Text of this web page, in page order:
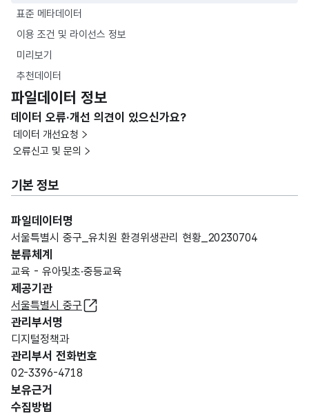
표준 메타데이터
이용 조건 및 라이선스 정보
미리보기
추천데이터
파일데이터 정보
데이터 오류·개선 의견이 있으신가요?
데이터 개선요청
오류신고 및 문의
기본 정보
파일데이터명
서울특별시 중구_유치원 환경위생관리 현황_20230704
분류체계
교육 - 유아및초·중등교육
제공기관
서울특별시 중구
관리부서명
디지털정책과
관리부서 전화번호
02-3396-4718
보유근거
수집방법